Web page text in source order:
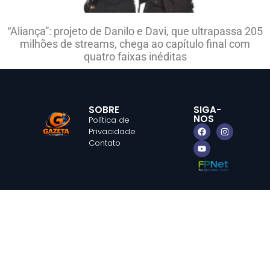
“Aliança”: projeto de Danilo e Davi, que ultrapassa 205
milhões de streams, chega ao capítulo final com
quatro faixas inéditas
SOBRE
Política de
Privacidade
Contato
SIGA-
NOS